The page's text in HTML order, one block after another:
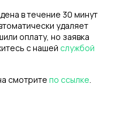
в течение 30 минут
удаляет
оплату, но заявка
с нашей службой
смотрите по ссылке.